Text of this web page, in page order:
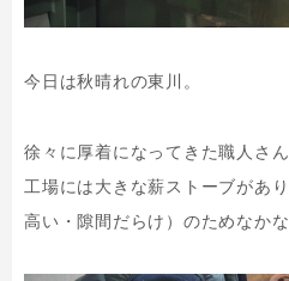
今日は秋晴れの東川。
徐々に厚着になってきた職人さん
工場には大きな薪ストーブがあ
高い・隙間だらけ）のためなかな